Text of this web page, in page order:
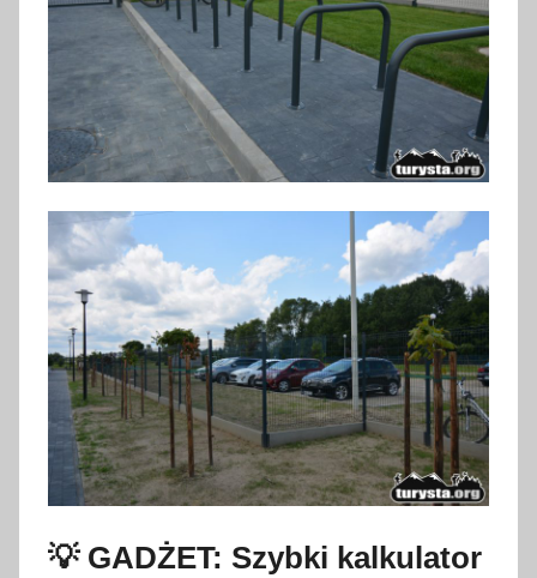
💡 GADŻET: Szybki kalkulator